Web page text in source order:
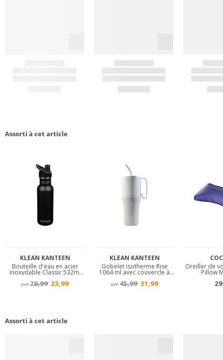
Assorti à cet article
Assorti à cet article